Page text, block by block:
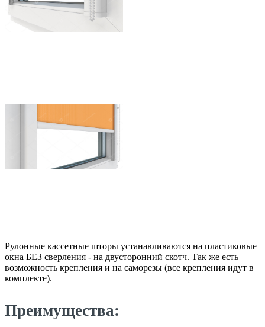
Рулонные кассетные шторы устанавливаются на пластиковые
окна БЕЗ сверления - на двусторонний скотч. Так же есть
возможность крепления и на саморезы (все крепления идут в
комплекте).
Преимущества: